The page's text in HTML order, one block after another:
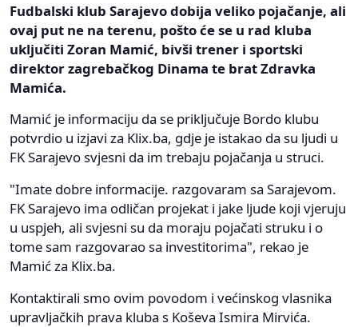
Fudbalski klub Sarajevo dobija veliko pojačanje, ali
ovaj put ne na terenu, pošto će se u rad kluba
uključiti Zoran Mamić, bivši trener i sportski
direktor zagrebačkog Dinama te brat Zdravka
Mamića.
Mamić je informaciju da se priključuje Bordo klubu
potvrdio u izjavi za Klix.ba, gdje je istakao da su ljudi u
FK Sarajevo svjesni da im trebaju pojačanja u struci.
"Imate dobre informacije. razgovaram sa Sarajevom.
FK Sarajevo ima odličan projekat i jake ljude koji vjeruju
u uspjeh, ali svjesni su da moraju pojačati struku i o
tome sam razgovarao sa investitorima", rekao je
Mamić za Klix.ba.
Kontaktirali smo ovim povodom i većinskog vlasnika
upravljačkih prava kluba s Koševa Ismira Mirvića.